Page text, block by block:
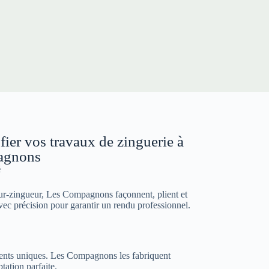
vos travaux de zinguerie à
zingueur, Les Compagnons façonnent, plient et
précision pour garantir un rendu professionnel.
uniques. Les Compagnons les fabriquent
parfaite.